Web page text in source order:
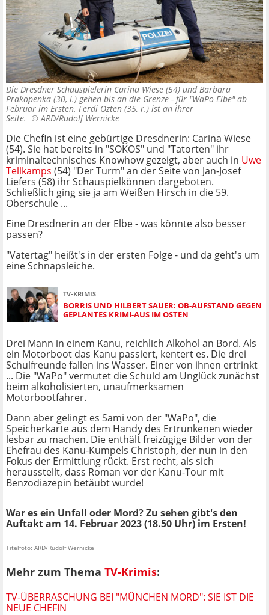
Die Dresdner Schauspielerin Carina Wiese (54) und Barbara
Prakopenka (30, l.) gehen bis an die Grenze - für "WaPo Elbe" ab
Februar im Ersten. Ferdi Özten (35, r.) ist an ihrer
Seite. ©ARD/Rudolf Wernicke
Die Chefin ist eine gebürtige Dresdnerin: Carina Wiese
(54). Sie hat bereits in "SOKOS" und "Tatorten" ihr
kriminaltechnisches Knowhow gezeigt, aber auch in Uwe
Tellkamps (54) "Der Turm" an der Seite von Jan-Josef
Liefers (58) ihr Schauspielkönnen dargeboten.
Schließlich ging sie ja am Weißen Hirsch in die 59.
Oberschule ...
Eine Dresdnerin an der Elbe - was könnte also besser
passen?
"Vatertag" heißt's in der ersten Folge - und da geht's um
eine Schnapsleiche.
TV-KRIMIS
BORRIS UND HILBERT SAUER: OB-AUFSTAND GEGEN
GEPLANTES KRIMI-AUS IM OSTEN
Drei Mann in einem Kanu, reichlich Alkohol an Bord. Als
ein Motorboot das Kanu passiert, kentert es. Die drei
Schulfreunde fallen ins Wasser. Einer von ihnen ertrinkt
... Die "WaPo" vermutet die Schuld am Unglück zunächst
beim alkoholisierten, unaufmerksamen
Motorbootfahrer.
Dann aber gelingt es Sami von der "WaPo", die
Speicherkarte aus dem Handy des Ertrunkenen wieder
lesbar zu machen. Die enthält freizügige Bilder von der
Ehefrau des Kanu-Kumpels Christoph, der nun in den
Fokus der Ermittlung rückt. Erst recht, als sich
herausstellt, dass Roman vor der Kanu-Tour mit
Benzodiazepin betäubt wurde!
War es ein Unfall oder Mord? Zu sehen gibt's den
Auftakt am 14. Februar 2023 (18.50 Uhr) im Ersten!
Titelfoto: ARD/Rudolf Wernicke
Mehr zum Thema TV-Krimis:
TV-ÜBERRASCHUNG BEI "MÜNCHEN MORD": SIE IST DIE
NEUE CHEFIN